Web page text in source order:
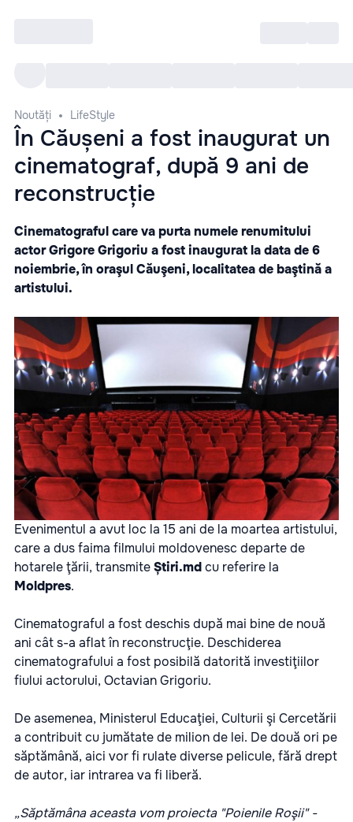
Noutăți LifeStyle
În Căușeni a fost inaugurat un
cinematograf, după 9 ani de
reconstrucție
Cinematograful care va purta numele renumitului
actor Grigore Grigoriu a fost inaugurat la data de 6
noiembrie, în oraşul Căuşeni, localitatea de baştină a
artistului.
Evenimentul a avut loc la 15 ani de la moartea artistului,
care a dus faima filmului moldovenesc departe de
hotarele ţării, transmiteȘtiri.mdcu referire la
Moldpres.
Cinematograful a fost deschis după mai bine de nouă
ani cât s-a aflat în reconstrucţie. Deschiderea
cinematografului a fost posibilă datorită investiţiilor
fiului actorului, Octavian Grigoriu.
De asemenea, Ministerul Educaţiei, Culturii şi Cercetării
a contribuit cu jumătate de milion de lei. De două ori pe
săptămână, aici vor fi rulate diverse pelicule, fără drept
de autor, iar intrarea va fi liberă.
„Săptămâna aceasta vom proiecta "Poienile Roşii" -